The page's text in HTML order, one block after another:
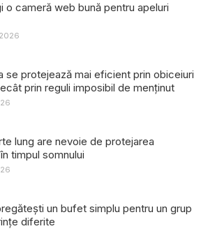
o cameră web bună pentru apeluri
se protejează mai eficient prin obiceiuri
prin reguli imposibil de menținut
lung are nevoie de protejarea
timpul somnului
un bufet simplu pentru un grup
diferite